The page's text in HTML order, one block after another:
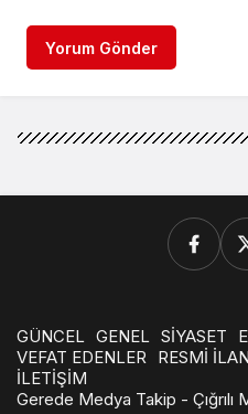
Yorum Gönder
GÜNCEL GENEL SİYASET
VEFAT EDENLER
RESMİ
İLETİŞİM
Gerede Medya Takip - Çığrılı